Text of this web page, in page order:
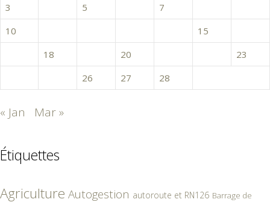
3
5 7
10
15
18 20
23
26 27 28
« Jan Mar »
Étiquettes
Agriculture Autogestion autoroute et RN126 Barrage de